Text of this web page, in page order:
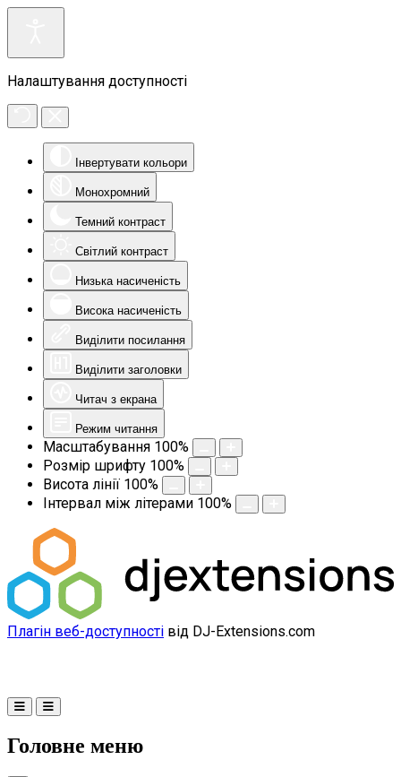
Налаштування доступності
Інвертувати кольори
Монохромний
Темний контраст
Світлий контраст
Низька насиченість
Висока насиченість
Виділити посилання
Виділити заголовки
Читач з екрана
Режим читання
Масштабування 100%
Розмір шрифту 100%
Висота лінії 100%
Інтервал між літерами 100%
Плагін веб-доступності від DJ-Extensions.com
Головне меню